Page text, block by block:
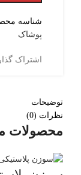
شناسه
پوشاک
اشتراک
توضیحات
نظرات (0)
محصولات